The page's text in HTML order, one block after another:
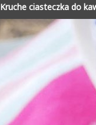
Kruche ciasteczka do